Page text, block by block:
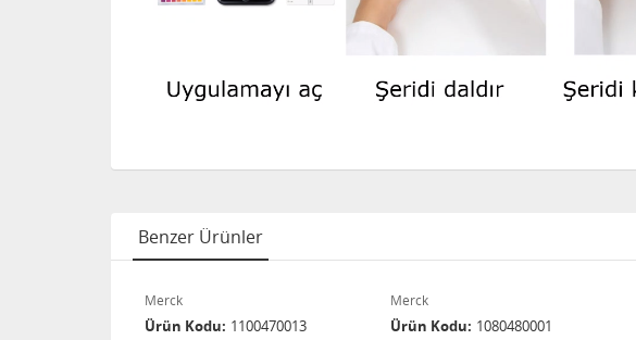
Benzer Ürünler
Merck
Ürün Kodu 1100470013
Merck
Ürün Kodu 1080480001